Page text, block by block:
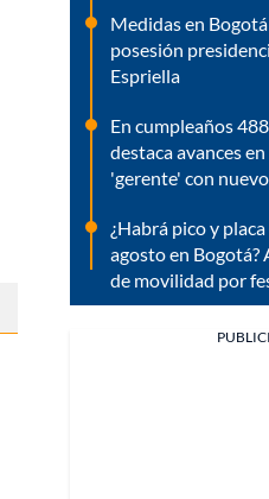
Medidas en
posesión
Espriella
En cumpleaños
destaca avances
'gerente' con
¿Habrá pico y
agosto en Bogotá?
de movilidad por